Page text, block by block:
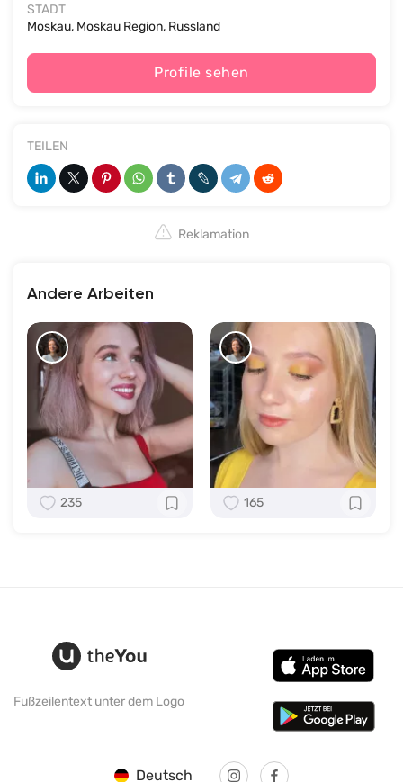
STADT
Moskau, Moskau Region, Russland
Profile sehen
TEILEN
Reklamation
Andere Arbeiten
235 165
Fußzeilentext unter dem Logo
Deutsch